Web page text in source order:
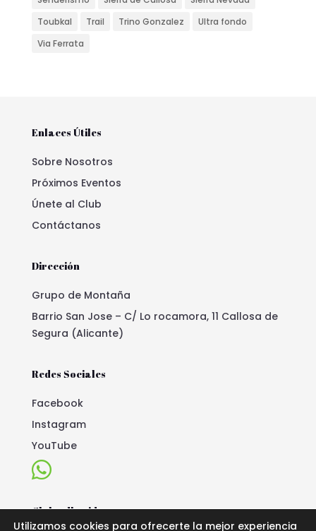
Toubkal
Trail Trino Gonzalez
Ultra fondo
Via Ferrata
Enlaces Útiles
Sobre Nosotros
Próximos Eventos
Únete al Club
Contáctanos
Dirección
Grupo de Montaña
Barrio San Jose – C/ Lo rocamora, 11 Callosa de
Segura (Alicante)
Redes Sociales
Facebook
Instagram
YouTube

Club adherido
Utilizamos cookies para ofrecerte la mejor experiencia